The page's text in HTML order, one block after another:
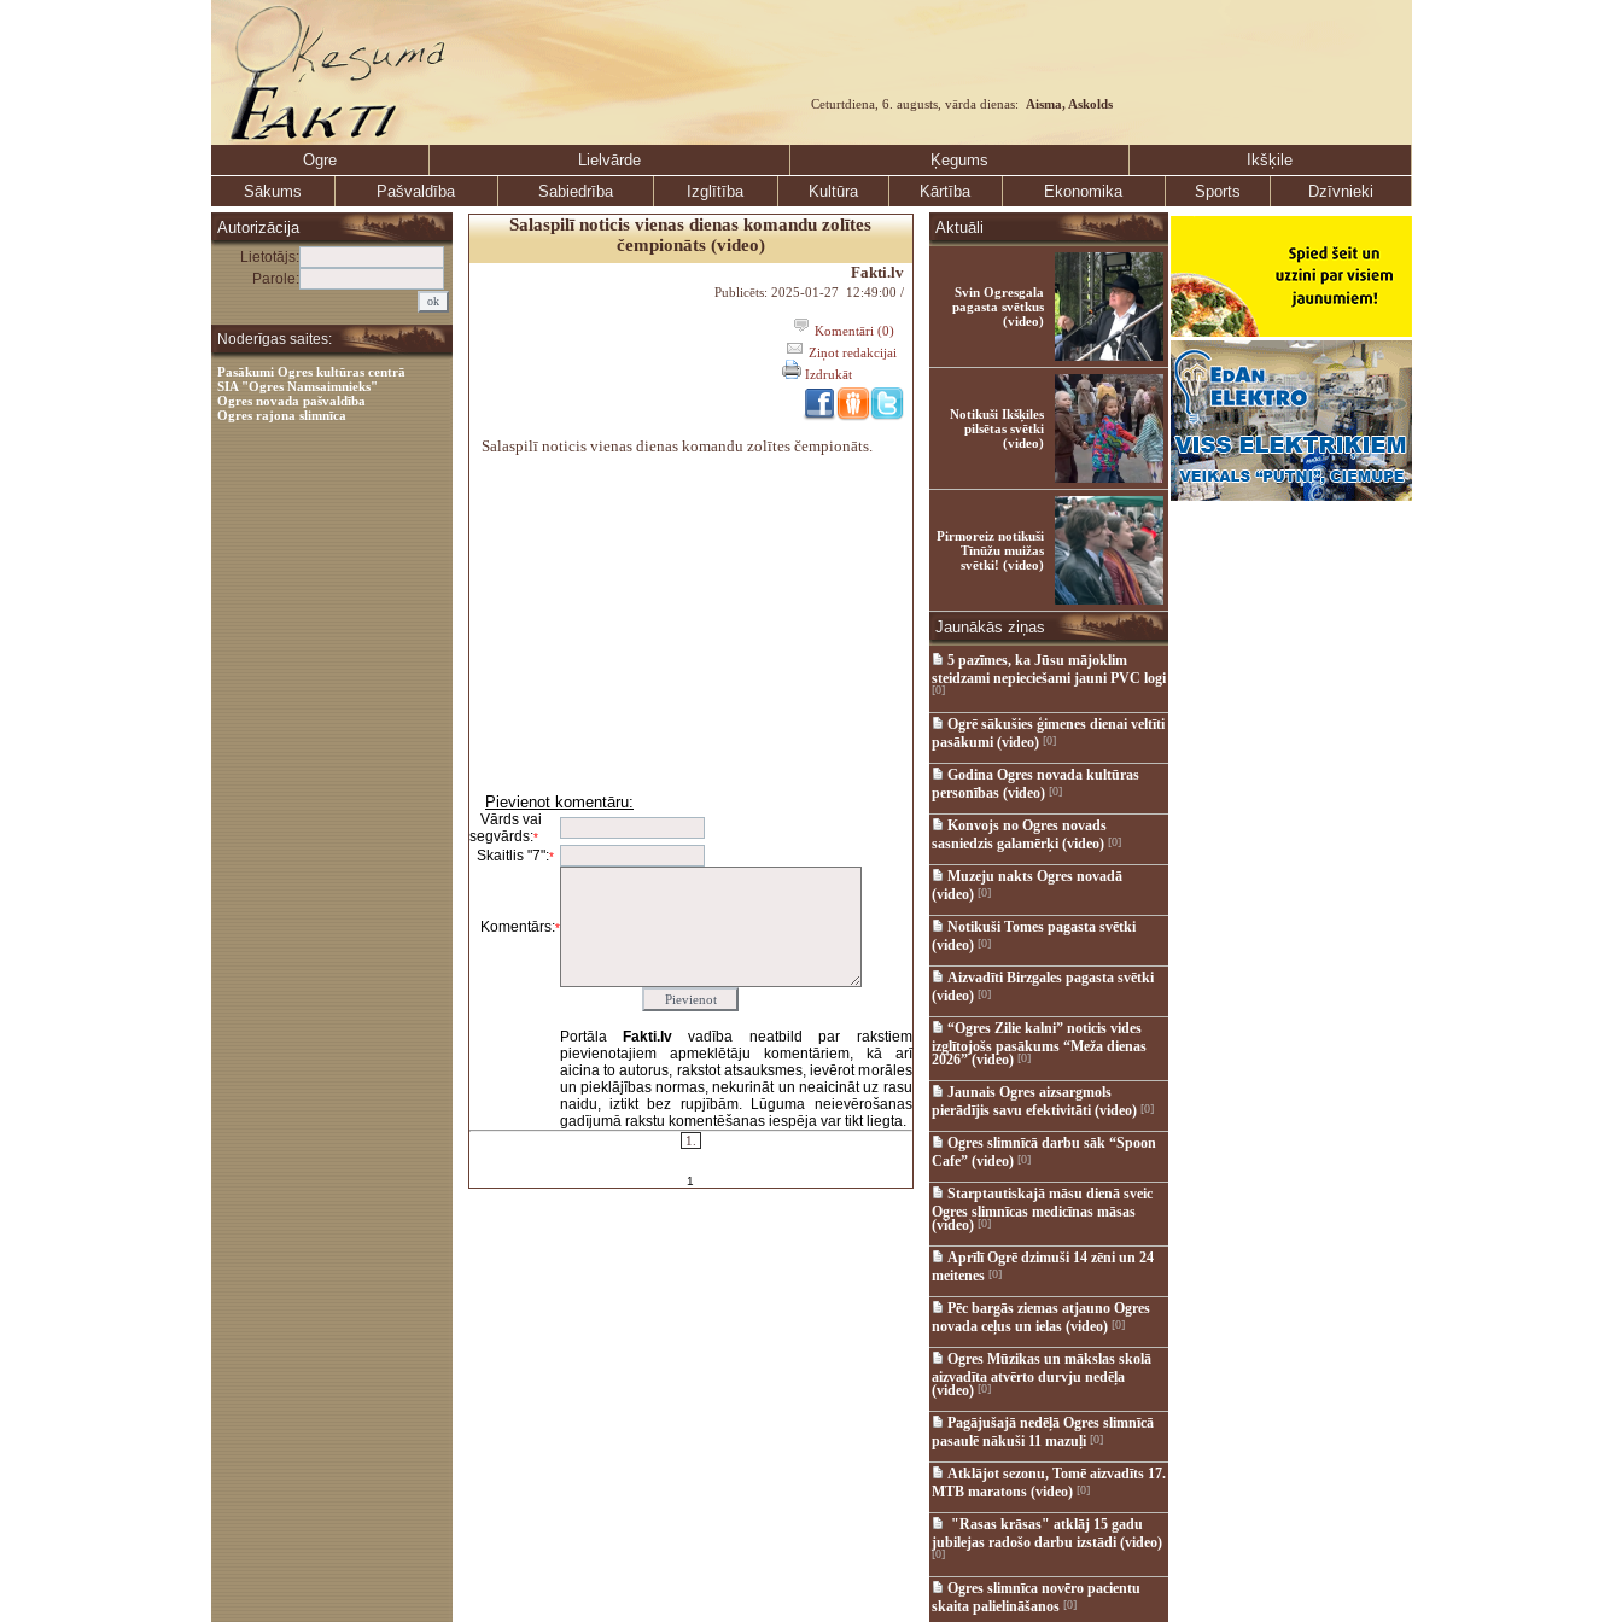
Ceturtdiena, 6. augusts, vārda dienas: Aisma, Askolds
Ogre Lielvārde Ķegums
Ikšķile
Sākums
Pašvaldība Sabiedrība Izglītība Kultūra Kārtība Ekonomika Sports
Dzīvnieki
Autorizācija
Lietotājs:
Parole:
Noderīgas saites:
Pasākumi Ogres kultūras centrā
SIA "Ogres Namsaimnieks"
Ogres novada pašvaldība
Ogres rajona slimnīca
Salaspilī noticis vienas dienas komandu zolītes
čempionāts (video)
Fakti.lv
Publicēts: 2025-01-27 12:49:00 /
Komentāri (0)
Ziņot redakcijai
Izdrukāt
Salaspilī noticis vienas dienas komandu zolītes čempionāts.
Pievienot komentāru:
Vārds vai
segvārds:*
Skaitlis "7":*
Komentārs:*
Portāla Fakti.lvvadība neatbild par rakstiem
pievienotajiem apmeklētāju komentāriem, kā arī
aicina to autorus, rakstot atsauksmes, ievērot morāles
un pieklājības normas, nekurināt un neaicināt uz rasu
naidu, iztikt bez rupjībām. Lūguma neievērošanas
gadījumā rakstu komentēšanas iespēja var tikt liegta.
1.
1
Aktuāli
Svin Ogresgala
pagasta svētkus
(video)
Notikuši Ikšķiles
pilsētas svētki
(video)
Pirmoreiz notikuši
Tīnūžu muižas
svētki! (video)
Jaunākās ziņas
5 pazīmes, ka Jūsu mājoklim
steidzami nepieciešami jauni PVC logi
[0]
Ogrē sākušies ģimenes dienai veltīti
pasākumi (video)[0]
Godina Ogres novada kultūras
personības (video)[0]
Konvojs no Ogres novads
sasniedzis galamērķi (video)[0]
Muzeju nakts Ogres novadā
(video)[0]
Notikuši Tomes pagasta svētki
(video)[0]
Aizvadīti Birzgales pagasta svētki
(video)[0]
“Ogres Zilie kalni” noticis vides
izglītojošs pasākums “Meža dienas
2026” (video)[0]
Jaunais Ogres aizsargmols
pierādījis savu efektivitāti (video)[0]
Ogres slimnīcā darbu sāk “Spoon
Cafe” (video)[0]
Starptautiskajā māsu dienā sveic
Ogres slimnīcas medicīnas māsas
(video)[0]
Aprīlī Ogrē dzimuši 14 zēni un 24
meitenes [0]
Pēc bargās ziemas atjauno Ogres
novada ceļus un ielas (video)[0]
Ogres Mūzikas un mākslas skolā
aizvadīta atvērto durvju nedēļa
(video)[0]
Pagājušajā nedēļā Ogres slimnīcā
pasaulē nākuši 11 mazuļi[0]
Atklājot sezonu, Tomē aizvadīts 17.
MTB maratons (video)[0]
"Rasas krāsas" atklāj 15 gadu
jubilejas radošo darbu izstādi (video)
[0]
Ogres slimnīca novēro pacientu
skaita palielināšanos [0]